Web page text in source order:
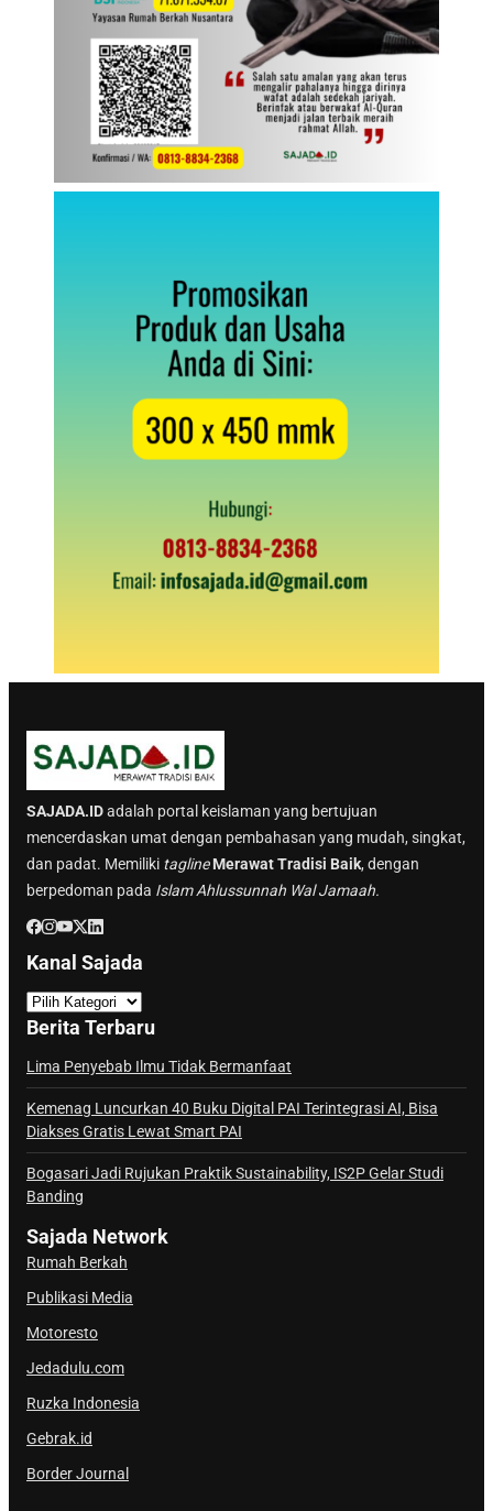
SAJADA.IDadalah portal keislaman yang bertujuan
mencerdaskan umat dengan pembahasan yang mudah, singkat,
dan padat. Memiliki tagline Merawat Tradisi Baik, dengan
berpedoman pada Islam Ahlussunnah Wal Jamaah.
Kanal Sajada
a
n
a
l
S
j
a
Berita Terbaru
Lima Penyebab Ilmu Tidak Bermanfaat
Kemenag Luncurkan 40 Buku Digital PAI Terintegrasi AI, Bisa
Diakses Gratis Lewat Smart PAI
Bogasari Jadi Rujukan Praktik Sustainability, IS2P Gelar Studi
Banding
Sajada Network
Rumah Berkah
Publikasi Media
Motoresto
Jedadulu.com
Ruzka Indonesia
Gebrak.id
Border Journal